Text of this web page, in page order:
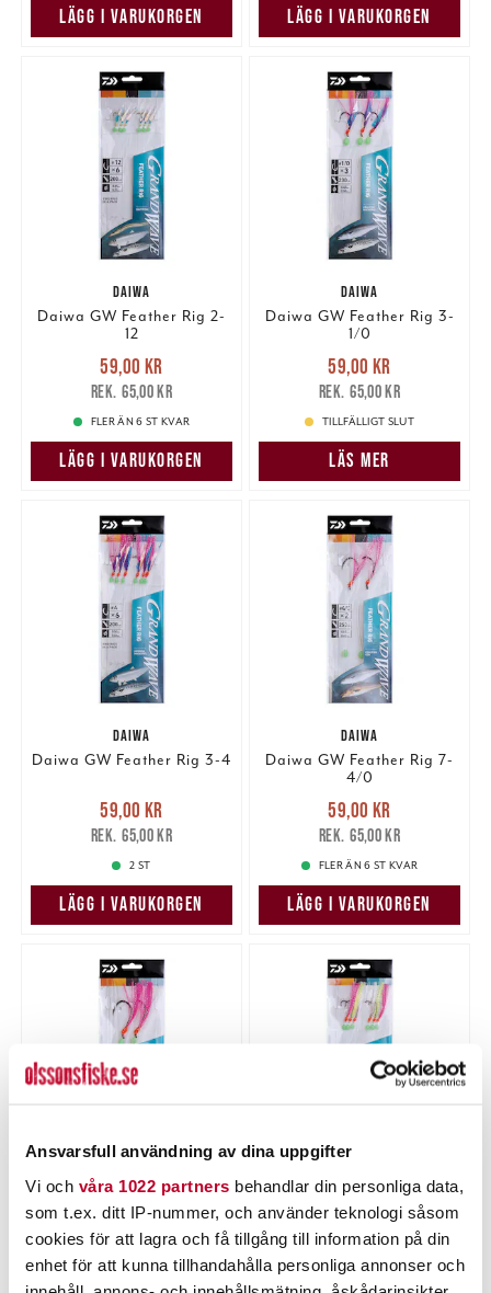
Ansvarsfull användning av dina uppgifter
Vi och våra 1022 partners behandlar din personliga data,
som t.ex. ditt IP-nummer, och använder teknologi såsom
cookies för att lagra och få tillgång till information på din
enhet för att kunna tillhandahålla personliga annonser och
LÄGG I VARUKORGEN LÄGG I VARUKORGEN
DAIWA
Daiwa GW Feather Rig 2-
12
Nuvarande pris
59,00 krTidigare pris
65,00 kr
59,00 kr
65,00 kr
FLER ÄN 6 ST KVAR
LÄGG I VARUKORGEN
DAIWA
Daiwa GW Feather Rig 3-
1/0
Nuvarande pris
59,00 krTidigare pris
65,00 kr
59,00 kr
65,00 kr
TILLFÄLLIGT SLUT
LÄS MER
DAIWA
Daiwa GW Feather Rig 3-4
Nuvarande pris
59,00 krTidigare pris
65,00 kr
59,00 kr
65,00 kr
2 ST
LÄGG I VARUKORGEN
DAIWA
Daiwa GW Feather Rig 7-
4/0
Nuvarande pris
59,00 krTidigare pris
65,00 kr
59,00 kr
65,00 kr
FLER ÄN 6 ST KVAR
LÄGG I VARUKORGEN
DAIWA
Daiwa GW Feather Rig 7-
7/0
Nuvarande pris:
59,00 krTidigare pris:
65,00 kr
59,00 kr
DAIWA
Daiwa GW Feather Rig 4-4
Nuvarande pris:
59,00 krTidigare pris :
65,00 kr
59,00 kr